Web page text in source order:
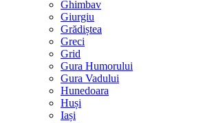
Ghimbav
Giurgiu
Grădiștea
Greci
Grid
Gura Humorului
Gura Vadului
Hunedoara
Huși
Iași